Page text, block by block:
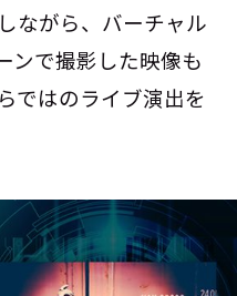
ながら、バーチャル
ンで撮影した映像も
ではのライブ演出を